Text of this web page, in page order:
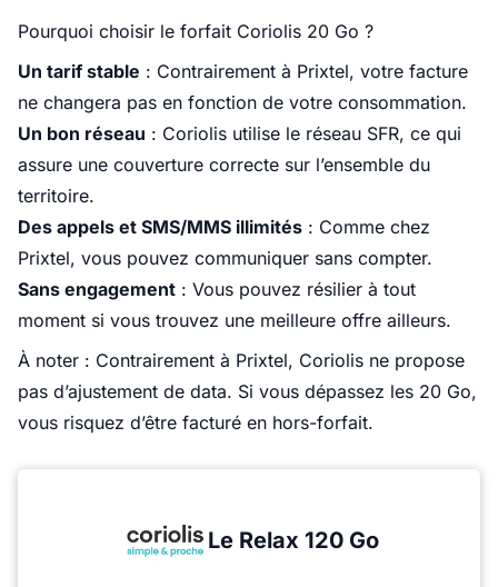
Pourquoi choisir le forfait Coriolis 20 Go ?
Un tarif stable : Contrairement à Prixtel, votre facture
ne changera pas en fonction de votre consommation.
Un bon réseau : Coriolis utilise le réseau SFR, ce qui
assure une couverture correcte sur l’ensemble du
territoire.
Des appels et SMS/MMS illimités : Comme chez
Prixtel, vous pouvez communiquer sans compter.
Sans engagement : Vous pouvez résilier à tout
moment si vous trouvez une meilleure offre ailleurs.
À noter : Contrairement à Prixtel, Coriolis ne propose
pas d’ajustement de data. Si vous dépassez les 20 Go,
vous risquez d’être facturé en hors-forfait.
Le Relax 120 Go